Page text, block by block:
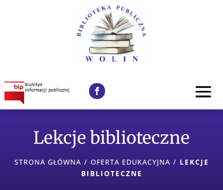
Lekcje biblioteczne
STRONA GŁÓWNA / OFERTA EDUKACYJNA / LEKCJE
BIBLIOTECZNE